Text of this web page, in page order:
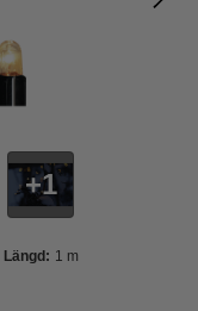
1
Längd: 1 m